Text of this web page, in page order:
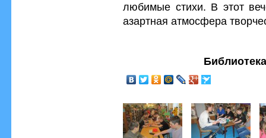
любимые стихи. В этот
азартная атмосфера